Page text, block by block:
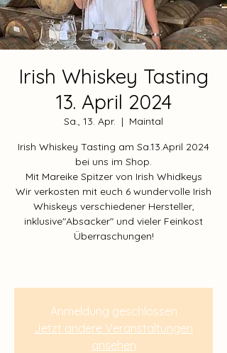
Irish Whiskey Tasting
13. April 2024
Sa., 13. Apr.
  |
Maintal
Irish Whiskey Tasting am Sa.13.April 2024
bei uns im Shop.
Mit Mareike Spitzer von Irish Whidkeys
Wir verkosten mit euch 6 wundervolle Irish
Whiskeys verschiedener Hersteller,
inklusive"Absacker" und vieler Feinkost
Überraschungen!
Anmeldung geschlossen
Jetzt andere Veranstaltungen
ansehen